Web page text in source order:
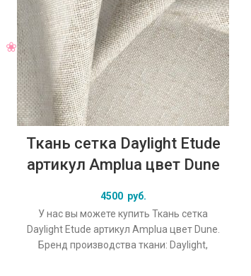
Ткань сетка Daylight Etude
артикул Amplua цвет Dune
4500 руб.
У нас вы можете купить Ткань сетка
Daylight Etude артикул Amplua цвет Dune.
Бренд производства ткани: Daylight,